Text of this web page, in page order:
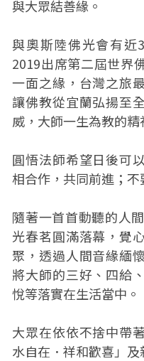
與大眾結善緣。
與奧斯陸佛光會有近
2019出席第二屆世界
一面之緣，台灣之旅
讓佛教從宜蘭弘揚至
威，大師一生為教的精
圓悟法師希望日後可
相合作，共同前進；
隨著一首首動聽的人
光春茗圓滿落幕，覺
聚，透過人間音緣緬
將大師的三好、四給
悅等落實在生活當中。
大眾在依依不捨中帶
水自在．祥和歡喜」及